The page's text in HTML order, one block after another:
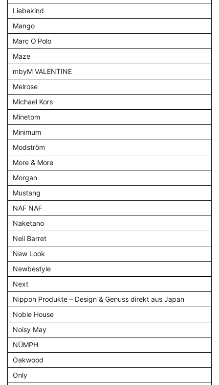
Liebekind
Mango
Marc O'Polo
Maze
mbyM VALENTINE
Melrose
Michael Kors
Minetom
Minimum
Modström
More & More
Morgan
Mustang
NAF NAF
Naketano
Neil Barret
New Look
Newbestyle
Next
Nippon Produkte – Design & Genuss direkt aus Japan
Noble House
Noisy May
NÜMPH
Oakwood
Only